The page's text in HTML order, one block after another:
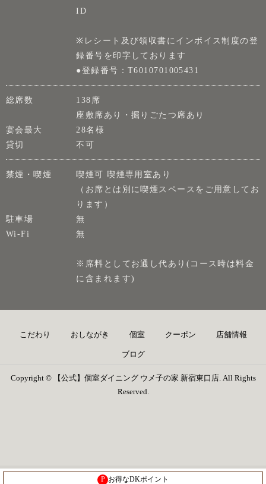
ID
※レシート及び領収書にインボイス制度の登
録番号を印字しております
●登録番号：T6010701005431
総席数
138席
座敷席あり・掘りごたつ席あり
宴会最大
28名様
貸切
不可
禁煙・喫煙
喫煙可 喫煙専用室あり
（お席とは別に喫煙スペースをご用意してお
ります）
駐車場
無
Wi-Fi
無
※席料としてお通し代あり(コース時は料金
に含まれます)
こだわり おしながき 個室 クーポン 店舗情報
ブログ
Copyright © 【公式】個室ダイニング ウメ子の家 新宿東口店. All Rights
Reserved.
P お得なDKポイント